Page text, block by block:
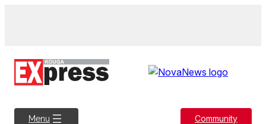
Menu Community